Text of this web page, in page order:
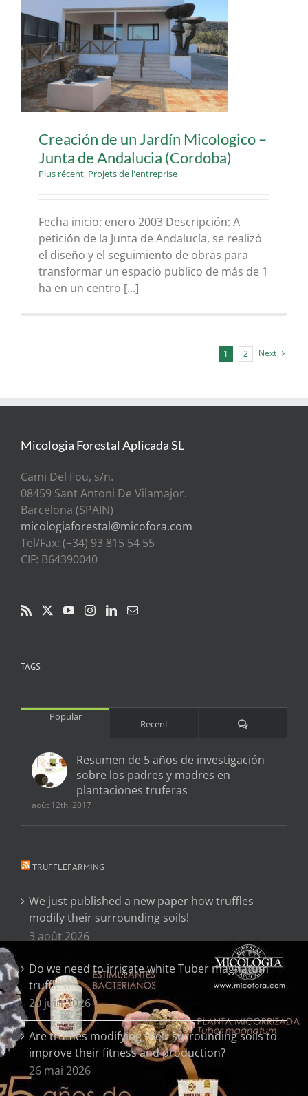
Creación de un Jardín Micologico –
Junta de Andalucia (Cordoba)
Plus récent, Projets de l'entreprise
Fecha inicio: enero 2003 Descripción: A
petición de la Junta de Andalucía, se realizó
el diseño y el seguimiento de obras para
transformar un espacio publico de más de 1
ha en un centro [...]
1 2 Next
Micologia Forestal Aplicada SL
Cami Del Fou, s/n.
08459 Sant Antoni De Vilamajor.
Barcelona (SPAIN)
micologiaforestal@micofora.com
Tel/Fax: (+34) 93 815 54 55
CIF: B64390040
TAGS
Popular
Recent Comments
Resumen de 5 años de investigación
sobre los padres y madres en
plantaciones truferas
août 12th, 2017
TRUFFLEFARMING
We just published a new paper how truffles
modify their surrounding soils!
3 août 2026
Do we need to irrigate white Tuber magnatum
truffles?
20 juin 2026
Are truffles modifying their surrounding soils to
improve their fitness and production?
26 mai 2026